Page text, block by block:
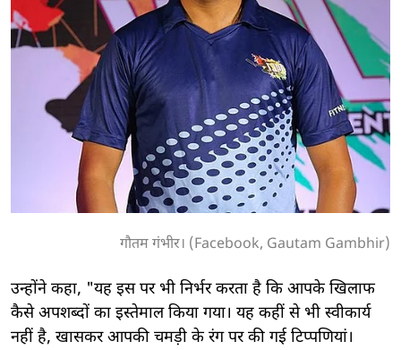
गौतम गंभीर। (Facebook, Gautam Gambhir)
उन्होंने कहा, "यह इस पर भी निर्भर करता है कि आपके खिलाफ
कैसे अपशब्दों का इस्तेमाल किया गया। यह कहीं से भी स्वीकार्य
नहीं है, खासकर आपकी चमड़ी के रंग पर की गई टिप्पणियां।